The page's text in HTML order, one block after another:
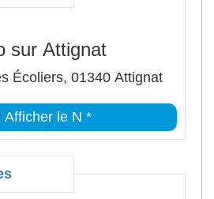
sur Attignat
Écoliers, 01340 Attignat
le N *